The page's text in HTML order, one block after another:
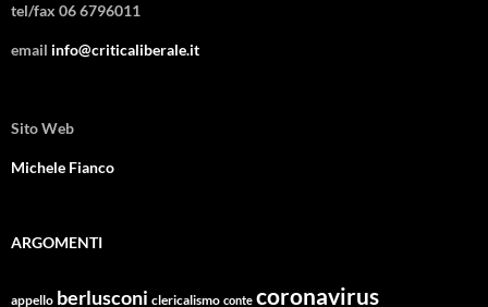
tel/fax 06 6796011
email info@criticaliberale.it
Sito Web
Michele Fianco
ARGOMENTI
appello berlusconi clericalismo conte coronavirus